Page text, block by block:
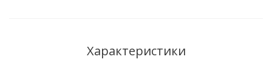
Характеристики